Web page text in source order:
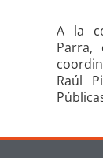
A la
Parra,
Raúl